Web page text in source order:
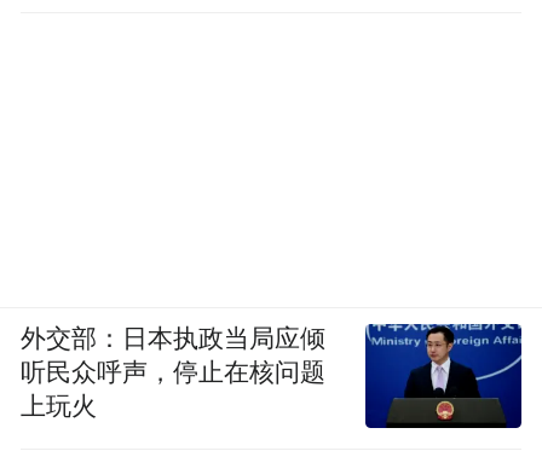
外交部：日本执政当局应倾
听民众呼声，停止在核问题
上玩火